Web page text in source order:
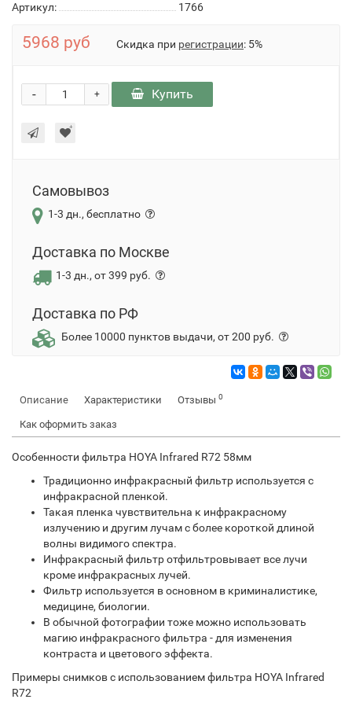
Артикул:
1766
5968 руб Скидка при регистрации: 5%
+
- Купить
Самовывоз
1-3 дн., бесплатно
Доставка по Москве
1-3 дн., от 399 руб.
Доставка по РФ
Более 10000 пунктов выдачи, от 200 руб.
Описание Характеристики Отзывы 0
Как оформить заказ
Особенности фильтра HOYA Infrared R72 58мм
Традиционно инфракрасный фильтр используется с
инфракрасной пленкой.
Такая пленка чувствительна к инфракрасному
излучению и другим лучам с более короткой длиной
волны видимого спектра.
Инфракрасный фильтр отфильтровывает все лучи
кроме инфракрасных лучей.
Фильтр используется в основном в криминалистике,
медицине, биологии.
В обычной фотографии тоже можно использовать
магию инфракрасного фильтра - для изменения
контраста и цветового эффекта.
Примеры снимков с использованием фильтра HOYA Infrared
R72